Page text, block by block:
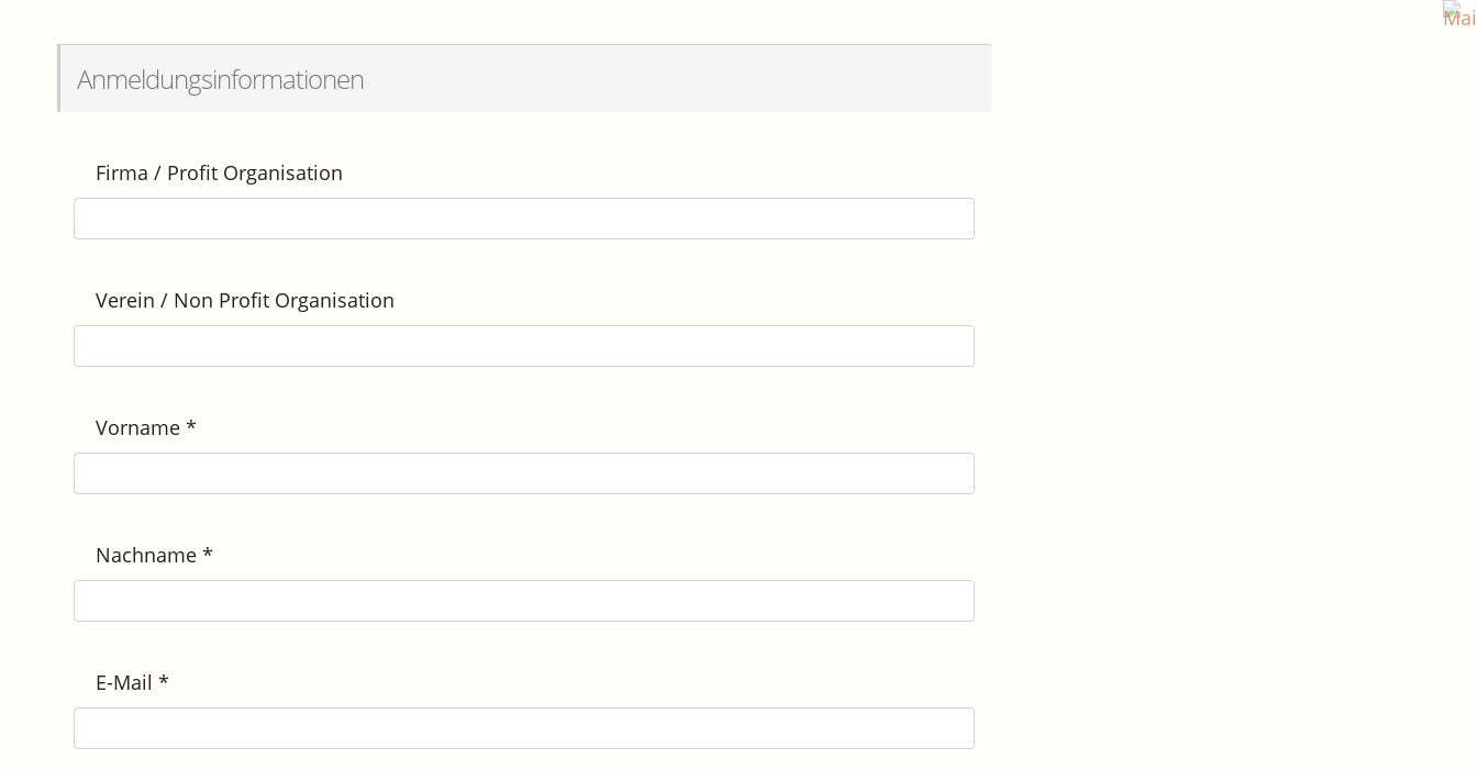
Anmeldungsinformationen
Firma / Profit Organisation
Verein / Non Profit Organisation
Vorname *
Nachname *
E-Mail *